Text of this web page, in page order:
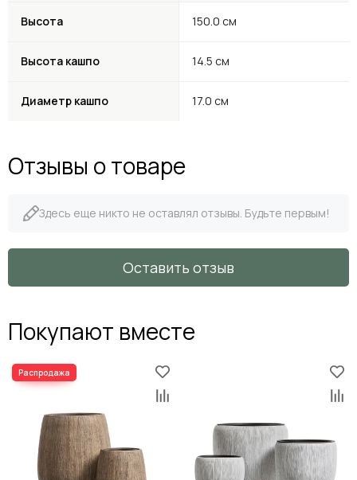
Высота 150.0 см
Высота кашпо 14.5 см
Диаметр кашпо 17.0 см
Отзывы о товаре
Здесь еще никто не оставлял отзывы. Будьте первым!
Оставить отзыв
Покупают вместе